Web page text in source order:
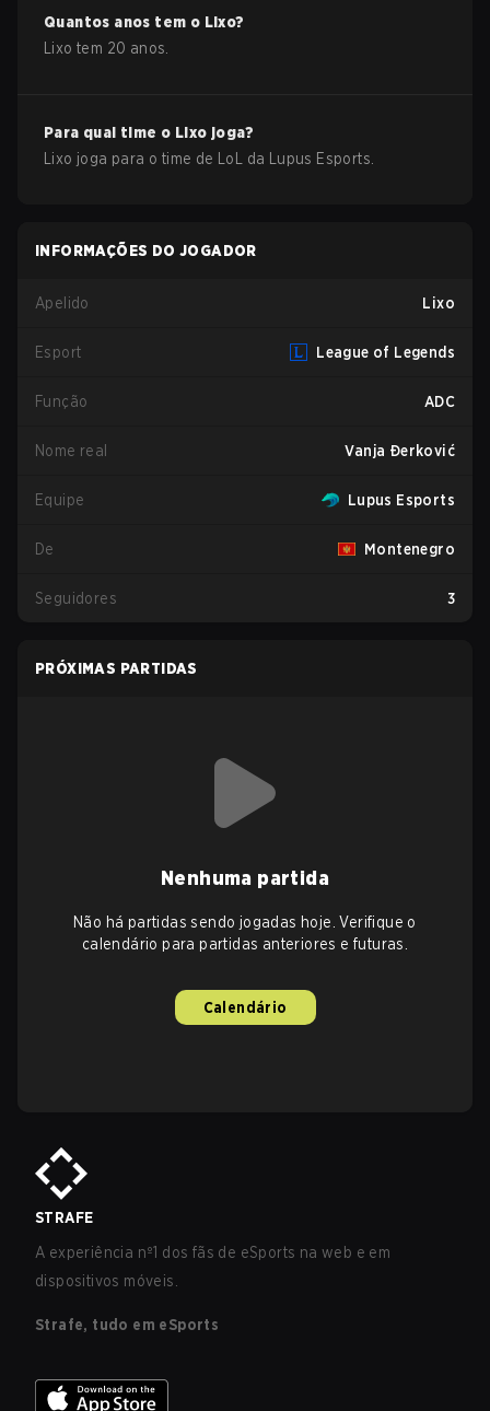
Quantos anos tem o Lixo?
Lixo tem 20 anos.
Para qual time o Lixo joga?
Lixo joga para o time de LoL da Lupus Esports
INFORMAÇÕES DO JOGADOR
Apelido Lixo
Esport League of Legends
Função ADC
Nome real Vanja Ðerković
Equipe Lupus Esports
De Montenegro
Seguidores 3
PRÓXIMAS PARTIDAS
Nenhuma partida
Não há partidas sendo jogadas hoje. Verifique o
calendário para partidas anteriores e futuras.
Calendário
STRAFE
A experiência nº1 dos fãs de eSports na web e em
dispositivos móveis.
Strafe, tudo em eSports